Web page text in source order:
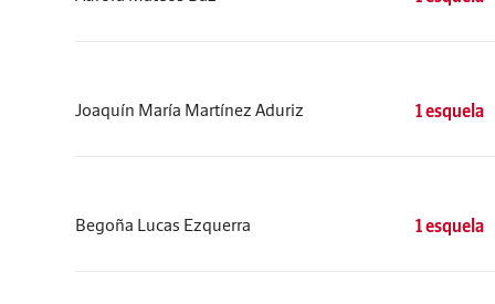
Joaquín María Martínez Aduriz 1 esquela
Begoña Lucas Ezquerra 1 esquela